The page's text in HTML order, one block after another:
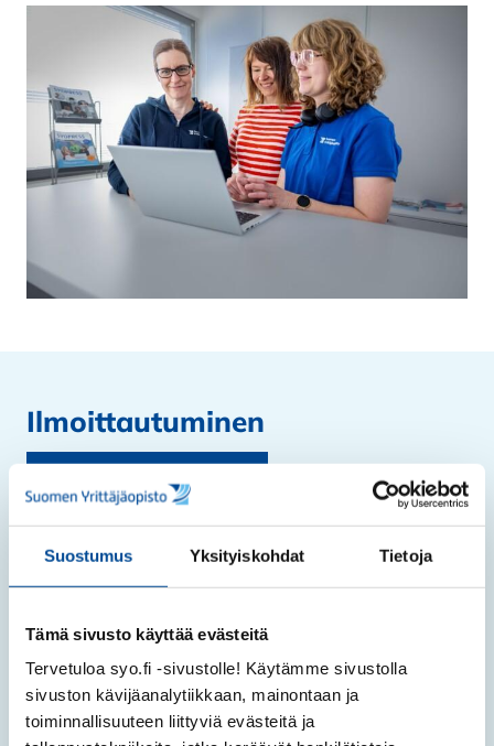
Suostumus Yksityiskohdat Tietoja
Tämä sivusto käyttää evästeitä
Tervetuloa syo.fi -sivustolle! Käytämme sivustolla
sivuston kävijäanalytiikkaan, mainontaan ja
toiminnallisuuteen liittyviä evästeitä ja
Ilmoittautuminen
Nainen maatilan päätöksentekijänä-koulutus on
Euroopan unionin osarahoittama kaksivuotinen
koulutushanke Etelä-Pohjanmaalla
Suomen Yrittäjäopisto.